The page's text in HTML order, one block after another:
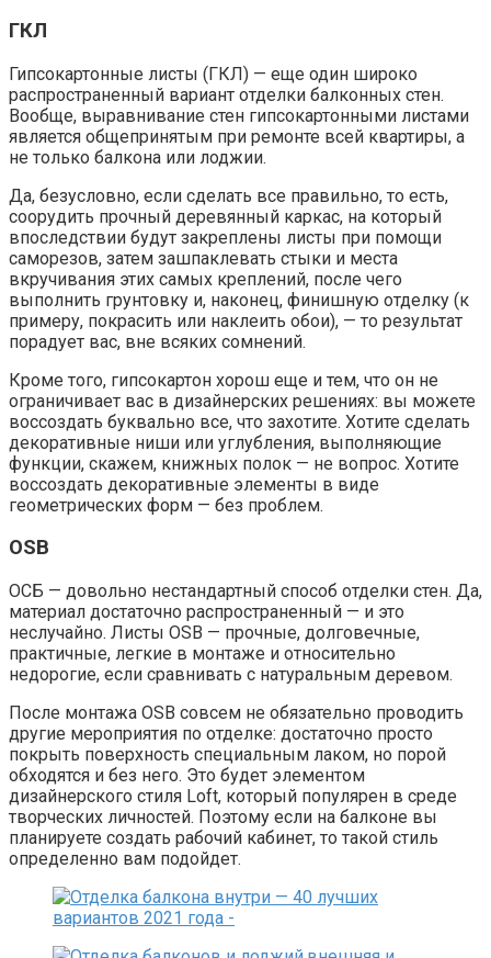
ГКЛ
Гипсокартонные листы (ГКЛ) — еще один широко
распространенный вариант отделки балконных стен.
Вообще, выравнивание стен гипсокартонными листами
является общепринятым при ремонте всей квартиры, а
не только балкона или лоджии.
Да, безусловно, если сделать все правильно, то есть,
соорудить прочный деревянный каркас, на который
впоследствии будут закреплены листы при помощи
саморезов, затем зашпаклевать стыки и места
вкручивания этих самых креплений, после чего
выполнить грунтовку и, наконец, финишную отделку (к
примеру, покрасить или наклеить обои), — то результат
порадует вас, вне всяких сомнений.
Кроме того, гипсокартон хорош еще и тем, что он не
ограничивает вас в дизайнерских решениях: вы можете
воссоздать буквально все, что захотите. Хотите сделать
декоративные ниши или углубления, выполняющие
функции, скажем, книжных полок — не вопрос. Хотите
воссоздать декоративные элементы в виде
геометрических форм — без проблем.
OSB
ОСБ — довольно нестандартный способ отделки стен. Да,
материал достаточно распространенный — и это
неслучайно. Листы OSB — прочные, долговечные,
практичные, легкие в монтаже и относительно
недорогие, если сравнивать с натуральным деревом.
После монтажа OSB совсем не обязательно проводить
другие мероприятия по отделке: достаточно просто
покрыть поверхность специальным лаком, но порой
обходятся и без него. Это будет элементом
дизайнерского стиля Loft, который популярен в среде
творческих личностей. Поэтому если на балконе вы
планируете создать рабочий кабинет, то такой стиль
определенно вам подойдет.